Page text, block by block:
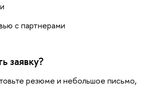
с партнерами
заявку?
резюме и небольшое письмо,